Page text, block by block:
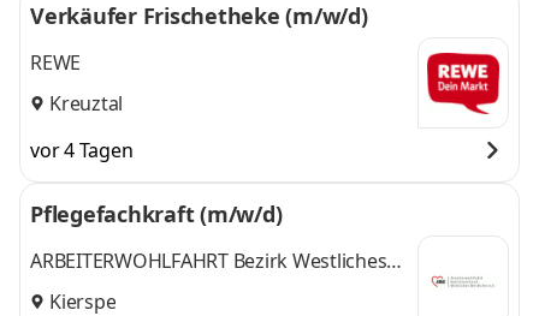
Verkäufer Frischetheke (m/w/d)
REWE
Kreuztal
vor 4 Tagen
Pflegefachkraft (m/w/d)
ARBEITERWOHLFAHRT Bezirk Westliches
Westfalen e. V.
Kierspe